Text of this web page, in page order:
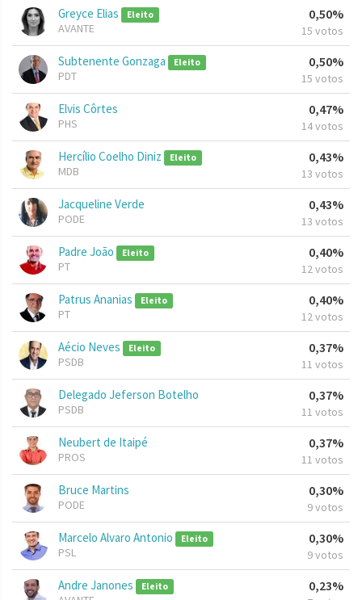
Greyce Elias Eleito
AVANTE
0,50%
15 votos
Subtenente Gonzaga Eleito
PDT
0,50%
15 votos
Elvis Côrtes
PHS
0,47%
14 votos
Hercílio Coelho Diniz Eleito
MDB
0,43%
13 votos
Jacqueline Verde
PODE
0,43%
13 votos
Padre João Eleito
PT
0,40%
12 votos
Patrus Ananias Eleito
PT
0,40%
12 votos
Aécio Neves Eleito
PSDB
0,37%
11 votos
Delegado Jeferson Botelho
PSDB
0,37%
11 votos
Neubert de Itaipé
PROS
0,37%
11 votos
Bruce Martins
PODE
0,30%
9 votos
Marcelo Alvaro Antonio Eleito
PSL
0,30%
9 votos
Andre Janones Eleito 0,23%